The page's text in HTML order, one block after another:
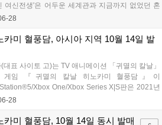
여신전생'은 어두운 세계관과 지금까지 없었던 혼
신들을 동료로 만들어 싸우는 오리지널리티 넘치
28
카미 혈풍담, 아시아 지역 10월 14일 발
표 사이토 고)는 TV 애니메이션 「귀멸의 칼날」
게임 『귀멸의 칼날 히노카미 혈풍담』이
Xbox One/Xbox Series X|S판은 2021년
2021년 10월 16일에 발매한다고 밝혔다. ■PS4
28
카미 혈풍담, 10월 14일 동시 발매